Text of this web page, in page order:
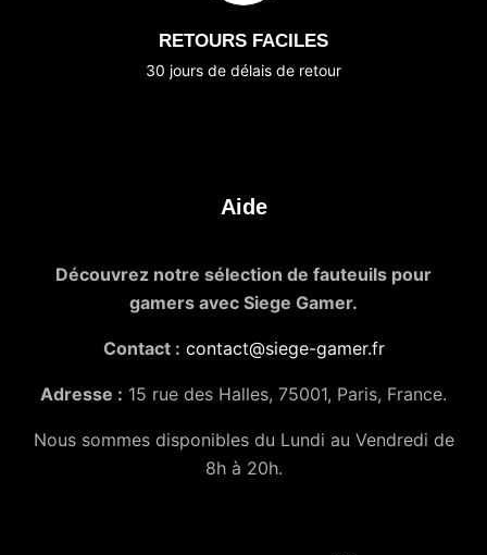
RETOURS FACILES
30 jours de délais de retour
Aide
Découvrez notre sélection de fauteuils pour
gamers avec Siege Gamer.
Contact : contact@siege-gamer.fr
Adresse : 15 rue des Halles, 75001, Paris, France.
Nous sommes disponibles du Lundi au Vendredi de
8h à 20h.